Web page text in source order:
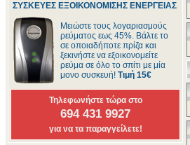
ΣΥΣΚΕΥΕΣ ΕΞΟΙΚΟΝΟΜΙΣΗΣ ΕΝΕΡΓΕΙΑΣ
Μειώστε τους λογαριασμούς
ρεύματος εως 45%. Βάλτε το
σε οποιαδήποτε πρίζα και
ξεκινήστε να εξοικονομείτε
ρεύμα σε όλο το σπίτι με μία
μονο συσκευή! Τιμή 15€
Τηλεφωνήστε τώρα στο
694 431 9927
για να τα παραγγείλετε!